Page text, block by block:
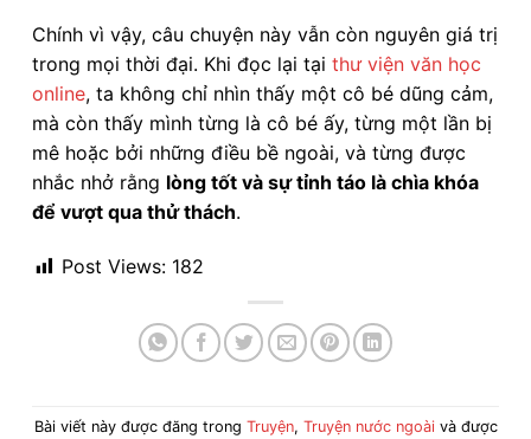
Chính vì vậy, câu chuyện này vẫn còn nguyên giá trị
trong mọi thời đại. Khi đọc lại tại thư viện văn học
online, ta không chỉ nhìn thấy một cô bé dũng cảm,
mà còn thấy mình từng là cô bé ấy, từng một lần bị
mê hoặc bởi những điều bề ngoài, và từng được
nhắc nhở rằng lòng tốt và sự tỉnh táo là chìa khóa
để vượt qua thử thách.
Post Views: 182
Bài viết này được đăng trong Truyện, Truyện nước ngoàivà được